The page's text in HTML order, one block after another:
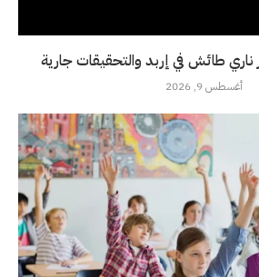
ناري طائش في إربد والتحقيقات جارية
أغسطس 9, 2026